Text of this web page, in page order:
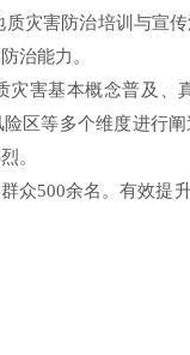
灾害防治培训与宣
治能力。
灾害基本概念普及
区等多个维度进行
。
众500余名。有效提